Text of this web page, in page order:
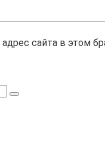
сайта в этом